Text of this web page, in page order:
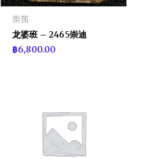
崇笛
龙婆班 – 2465崇迪
฿6,800.00